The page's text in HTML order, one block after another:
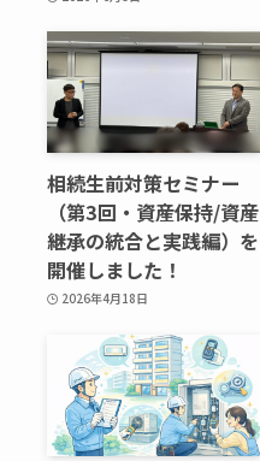
相続生前対策セミナー
（第3回・資産保持/資産
継承の統合と実践編）を
開催しました！
2026年4月18日